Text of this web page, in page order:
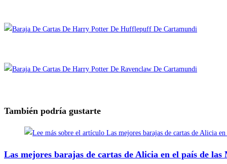
También podría gustarte
Las mejores barajas de cartas de Alicia en el país de